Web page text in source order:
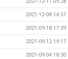
2021-12-08 14:57
2021-09-18 17:39
2021-09-12 19:17
2021-09-04 18:30